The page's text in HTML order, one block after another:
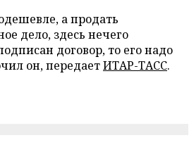
а продать
дело, здесь нечего
договор, то его надо
он, передаетИТАР-ТАСС.